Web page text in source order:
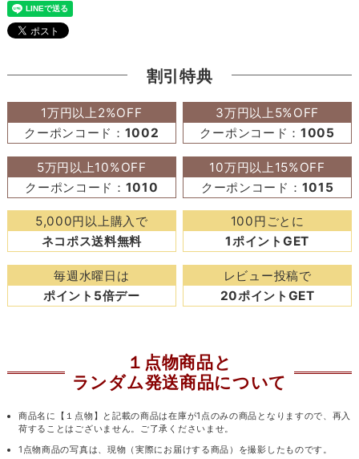
割引特典
1万円以上2%OFF
クーポンコード： 1002
3万円以上5%OFF
クーポンコード：1005
5万円以上10%OFF
クーポンコード： 1010
10万円以上15%OFF
クーポンコード： 1015
5,000円以上購入で
ネコポス送料無料
100円ごとに
1ポイントGET
毎週水曜日は
ポイント5倍デー
レビュー投稿で
20ポイントGET
１点物商品と
ランダム発送商品について
商品名に【１点物】と記載の商品は在庫が1点のみの商品となりますので、再入
荷することはございません。ご了承くださいませ。
1点物商品の写真は、現物（実際にお届けする商品）を撮影したものです。